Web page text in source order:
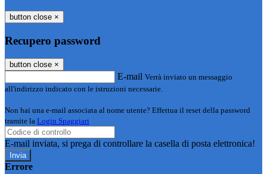
button close ×
Recupero password
button close ×
E-mail Verrà inviato un messaggio
all'indirizzo indicato con le istruzioni necessarie.
Non hai una e-mail associata al nome utente? Effettua il reset della password
tramite la Login Spaggiari
E-mail inviata, si prega di controllare la casella di posta elettronica!
Errore